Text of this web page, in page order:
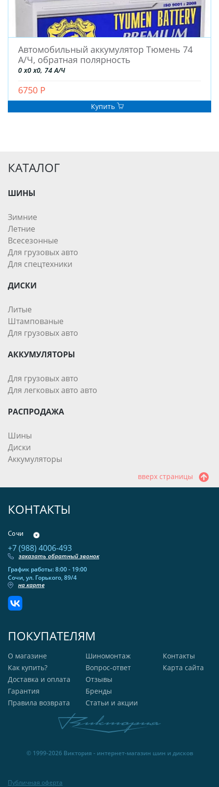
Автомобильный аккумулятор Тюмень 74
А/Ч, обратная полярность
0 x0 x0, 74 А/Ч
6750 Р
Купить
КАТАЛОГ
ШИНЫ
Зимние
Летние
Всесезонные
Для грузовых авто
Для спецтехники
ДИСКИ
Литые
Штампованые
Для грузовых авто
АККУМУЛЯТОРЫ
Для грузовых авто
Для легковых авто авто
РАСПРОДАЖА
Шины
Диски
Аккумуляторы
вверх страницы
КОНТАКТЫ
Сочи
+7 (988) 4006-493
заказать обратный звонок
График работы: 8:00 - 19:00
Сочи, ул. Горького, 89/4
на карте
ПОКУПАТЕЛЯМ
О магазине
Как купить?
Доставка и оплата
Гарантия
Правила возврата
Шиномонтаж
Вопрос-ответ
Отзывы
Бренды
Статьи и акции
Контакты
Карта сайта
© 1999-2026 Виктория - интернет-магазин шин и дисков
Публичная оферта